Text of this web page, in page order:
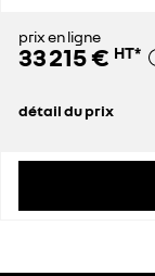
prix en ligne
33 215 € HT*
détail du prix